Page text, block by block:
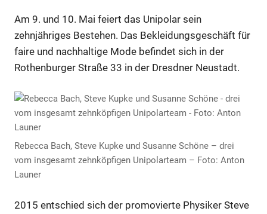
Am 9. und 10. Mai feiert das Unipolar sein
zehnjähriges Bestehen. Das Bekleidungsgeschäft für
faire und nachhaltige Mode befindet sich in der
Rothenburger Straße 33 in der Dresdner Neustadt.
Rebecca Bach, Steve Kupke und Susanne Schöne – drei
vom insgesamt zehnköpfigen Unipolarteam – Foto: Anton
Launer
2015 entschied sich der promovierte Physiker Steve